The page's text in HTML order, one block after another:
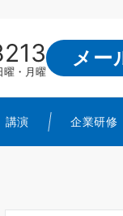
・月曜
メー
講演 企業研修